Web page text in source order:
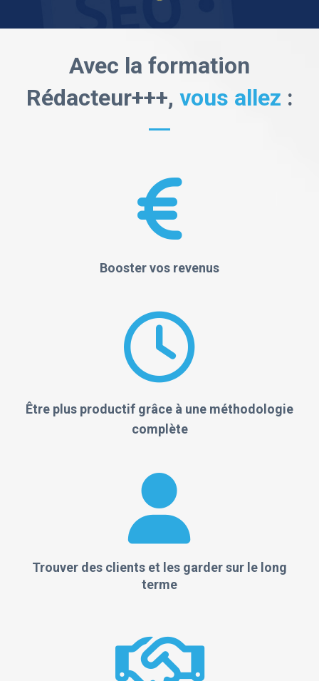
Avec la formation
Rédacteur+++, vous allez :
Booster vos revenus
Être plus productif grâce à une méthodologie
complète
Trouver des clients et les garder sur le long
terme